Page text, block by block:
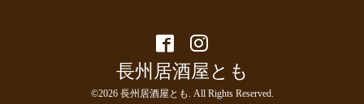
長州居酒屋とも
©2026 長州居酒屋とも . All Rights Reserved.